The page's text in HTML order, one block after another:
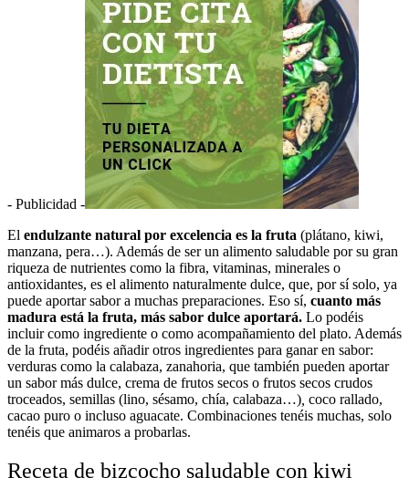
- Publicidad -
El endulzante natural por excelencia es la fruta (plátano, kiwi,
manzana, pera…). Además de ser un alimento saludable por su gran
riqueza de nutrientes como la fibra, vitaminas, minerales o
antioxidantes, es el alimento naturalmente dulce, que, por sí solo, ya
puede aportar sabor a muchas preparaciones. Eso sí, cuanto más
madura está la fruta, más sabor dulce aportará. Lo podéis
incluir como ingrediente o como acompañamiento del plato. Además
de la fruta, podéis añadir otros ingredientes para ganar en sabor:
verduras como la calabaza, zanahoria, que también pueden aportar
un sabor más dulce, crema de frutos secos o frutos secos crudos
troceados, semillas (lino, sésamo, chía, calabaza…) coco rallado,
cacao puro o incluso aguacate. Combinaciones tenéis muchas, solo
tenéis que animaros a probarlas.
Receta de bizcocho saludable con kiwi